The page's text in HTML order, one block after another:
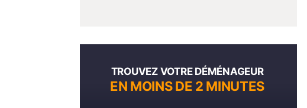
TROUVEZ VOTRE DÉMÉNAGEUR
EN MOINS DE 2 MINUTES